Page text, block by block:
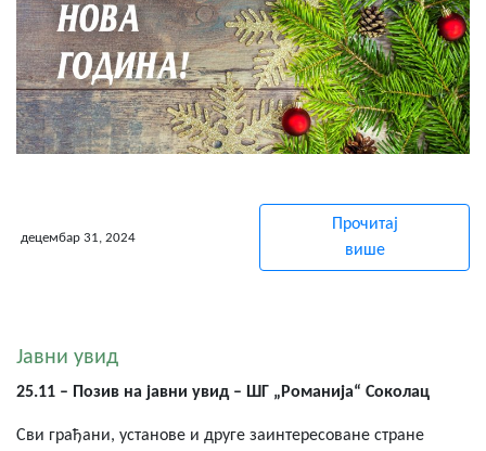
децембар 31, 2024
Прочитај
више
Јавни увид
25.11 – Позив на јавни увид – ШГ „Романија“ Соколац
Сви грађани, установе и друге заинтересоване стране